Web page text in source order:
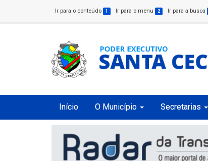
Ir para o conteúdo 1 Ir para o menu 2 Ir para a busca
Início O Município Secretarias